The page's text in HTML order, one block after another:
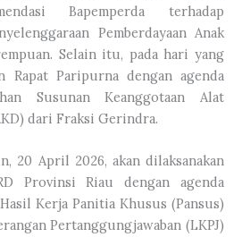
Bapemperda terhadap
Pemberdayaan Anak
Selain itu, pada hari yang
Rapat Paripurna dengan agenda
Susunan Keanggotaan Alat
dari Fraksi Gerindra.
20 April 2026, akan dilaksanakan
Provinsi Riau dengan agenda
Kerja Panitia Khusus (Pansus)
Pertanggungjawaban (LKPJ)